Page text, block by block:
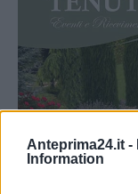
Anteprima24.it -
Information